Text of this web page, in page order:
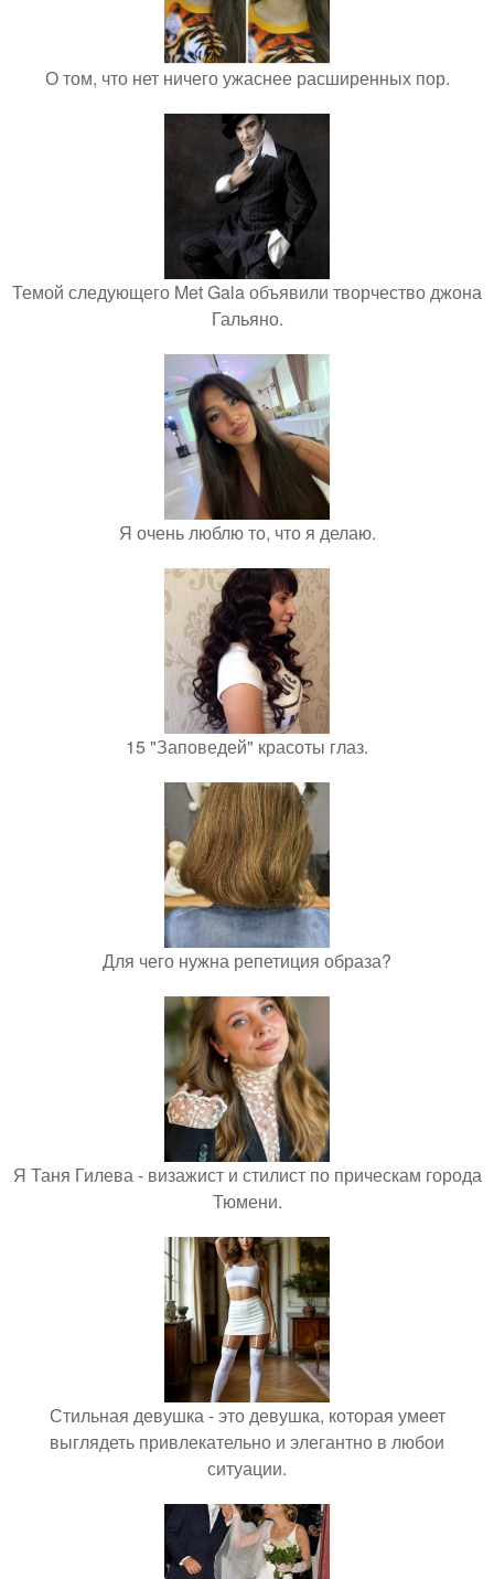
О том, что нет ничего ужаснее расширенных пор.
Темой следующего Met Gala объявили творчество джона
Гальяно.
Я очень люблю то, что я делаю.
15 "Заповедей" красоты глаз.
Для чего нужна репетиция образа?
Я Таня Гилева - визажист и стилист по прическам города
Тюмени.
Стильная девушка - это девушка, которая умеет
выглядеть привлекательно и элегантно в любои
ситуации.